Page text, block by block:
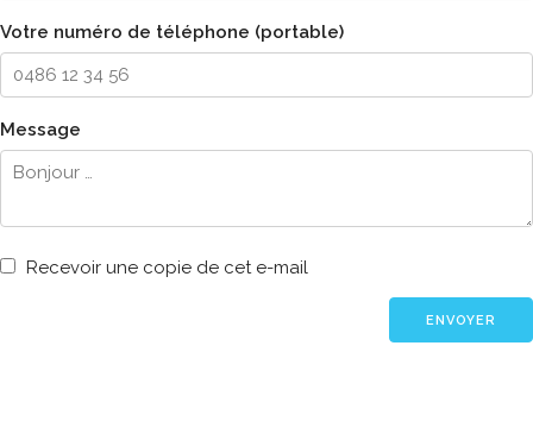
Votre numéro de téléphone (portable)
Message
Recevoir une copie de cet e-mail